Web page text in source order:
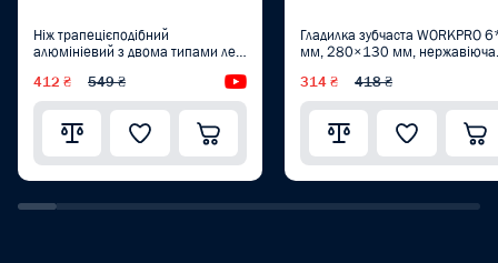
Ніж трапецієподібний
алюмініевий з двома типами лез
412 ₴ 549 ₴ Відеоогляд
Гладилка зубчаста WORKPRO
мм, 280×130 мм, нержавіюча
WP323001
314 ₴ 418 ₴